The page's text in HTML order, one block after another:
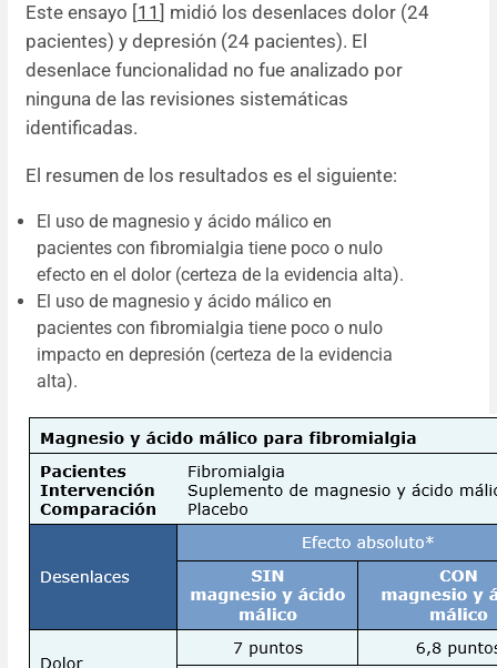
Este ensayo [11 ] midió los desenlaces dolor (24
pacientes) y depresión (24 pacientes). El
desenlace funcionalidad no fue analizado por
ninguna de las revisiones sistemáticas
identificadas.
El resumen de los resultados es el siguiente:
El uso de magnesio y ácido málico en
pacientes con fibromialgia tiene poco o nulo
efecto en el dolor (certeza de la evidencia alta).
El uso de magnesio y ácido málico en
pacientes con fibromialgia tiene poco o nulo
impacto en depresión (certeza de la evidencia
alta).